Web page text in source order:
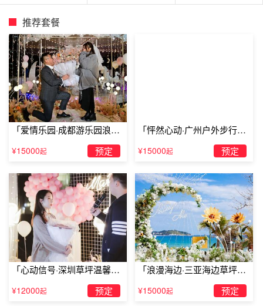
玩赏的好去处。酒店休闲区提供了各类设施，您可以在这里
舒缓身心压力。
以上就是TellLove韶关浪漫策划整理的韶关酒店表白选择什
么房合适，想要和TA来一次浪漫之旅的你赶紧行动起来
吧。
推荐套餐
「爱情乐园·成都游乐园浪漫
求婚」
¥15000起 预定
「怦然心动·广州户外步行街
求婚」
¥15000起 预定
「心动信号·深圳草坪温馨求
¥12000起 预定
「浪漫海边·三亚海边草坪浪
¥15000起 预定